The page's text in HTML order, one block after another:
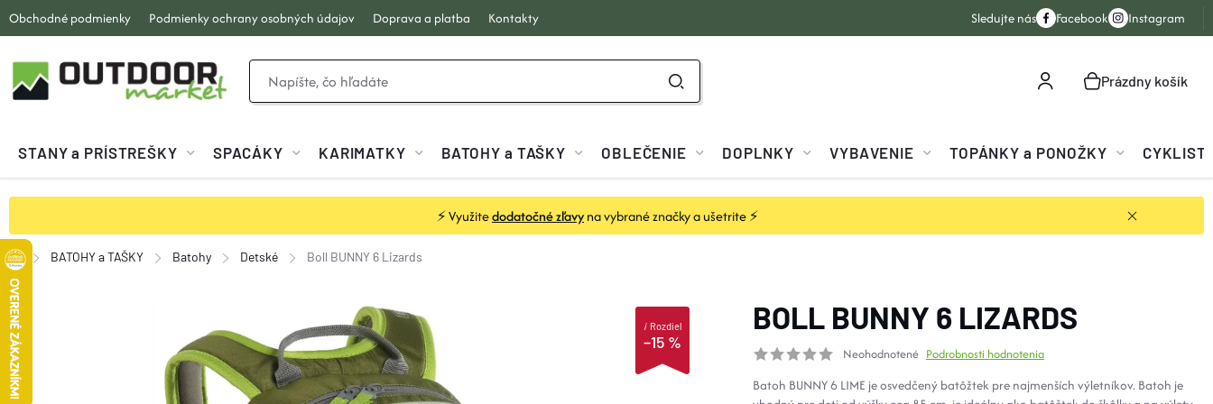
Prejsť
na
obsah
⚡ Využitedodatočné zľavyna vybrané značky a ušetrite ⚡
Obchodné podmienky Podmienky ochrany osobných údajov Doprava a platba Kontakty Sledujte nás Facebook Instagram
NÁKUPNÝ
Prázdny košík
STANY a PRÍSTREŠKY SPACÁKY KARIMATKY BATOHY a TAŠKY OBLEČENIE DOPLNKY VYBAVENIE TOPÁNKY a PONOŽKY
Domov
BATOHY a TAŠKY Batohy Detské Boll BUNNY 6 Lizards
–15 %
iRozdiel BOLL BUNNY 6 LIZARDS
Neohodnotené Podrobnosti hodnotenia
Batoh BUNNY 6 LIME je osvedčený batôžtek pre najmenších výletníkov. Batoh je